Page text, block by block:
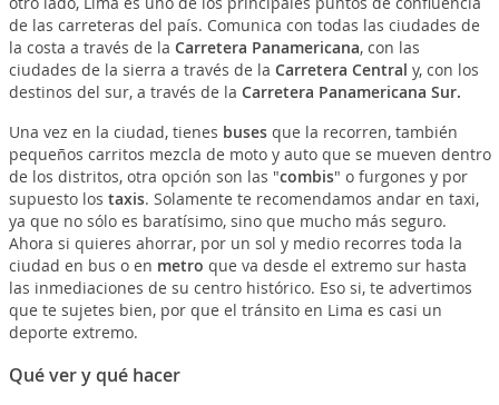
de las carreteras del país. Comunica con todas las ciudades de
la costa a través de la Carretera Panamericana, con las
ciudades de la sierra a través de la Carretera Central y, con los
destinos del sur, a través de la Carretera Panamericana Sur.
Una vez en la ciudad, tienes busesque la recorren, también
pequeños carritos mezcla de moto y auto que se mueven dentro
de los distritos, otra opción son las "combis" o furgones y por
supuesto los taxis. Solamente te recomendamos andar en taxi,
ya que no sólo es baratísimo, sino que mucho más seguro.
Ahora si quieres ahorrar, por un sol y medio recorres toda la
ciudad en bus o en metro que va desde el extremo sur hasta
las inmediaciones de su centro histórico. Eso si, te advertimos
que te sujetes bien, por que el tránsito en Lima es casi un
deporte extremo.
Qué ver y qué hacer